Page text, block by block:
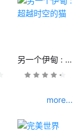
另一个伊甸 : 超越时空的猫
more...